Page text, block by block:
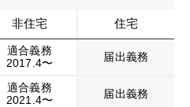
非住宅 住宅
適合義務
2017.4〜
届出義務
適合義務
2021.4〜
届出義務